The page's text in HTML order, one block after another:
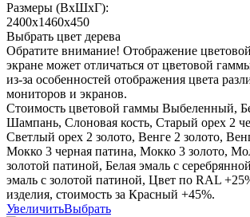
Размеры (ВхШхГ):
2400x1460x450
Выбрать цвет дерева
Обратите внимание! Отображение
экране может отличаться от цветовой
из-за особенностей отображения цвета
мониторов и экранов.
Стоимость цветовой гаммы Выбеленный,
Шампань, Слоновая кость, Старый орех 2
Светлый орех 2 золото, Венге 2 золото,
Мокко 3 черная патина, Мокко 3 золото,
золотой патиной, Белая эмаль с
эмаль с золотой патиной, Цвет по RAL
изделия, стоимость за Красный +45%.
УвеличитьВыбрать